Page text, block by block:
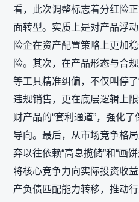
看，此次调整标志着分红险
面转型。实质上是对产品浮
险企在资产配置策略上更加
险。其次，在产品形态与合
等工具精准纠偏，不仅叫停
违规销售，更在底层逻辑上
财产品的“套利通道”，强化
导向。最后，从市场竞争格
弃以往依赖“高息揽储”和“画
将核心竞争力向实际投资收
产负债匹配能力转移，推动